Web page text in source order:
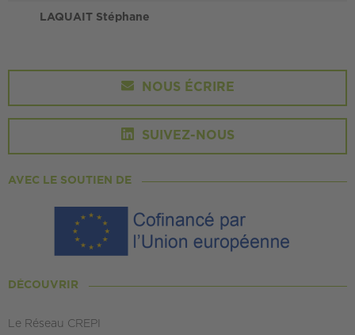
LAQUAIT Stéphane
NOUS ÉCRIRE
SUIVEZ-NOUS
AVEC LE SOUTIEN DE
DÉCOUVRIR
Le Réseau CREPI